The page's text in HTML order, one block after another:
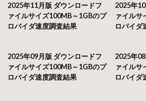
2025年11月版 ダウンロードフ
ァイルサイズ100MB～1GBのプ
ロバイダ速度調査結果
2025年
ァイルサ
ロバイダ
2025年09月版 ダウンロードフ
ァイルサイズ100MB～1GBのプ
ロバイダ速度調査結果
2025年
ァイルサ
ロバイダ